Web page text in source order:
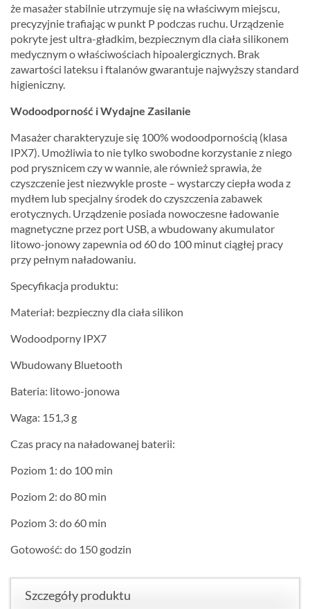
że masażer stabilnie utrzymuje się na właściwym miejscu,
precyzyjnie trafiając w punkt P podczas ruchu. Urządzenie
pokryte jest ultra-gładkim, bezpiecznym dla ciała silikonem
medycznym o właściwościach hipoalergicznych. Brak
zawartości lateksu i ftalanów gwarantuje najwyższy standard
higieniczny.
Wodoodporność i Wydajne Zasilanie
Masażer charakteryzuje się 100% wodoodpornością (klasa
IPX7). Umożliwia to nie tylko swobodne korzystanie z niego
pod prysznicem czy w wannie, ale również sprawia, że
czyszczenie jest niezwykle proste – wystarczy ciepła woda z
mydłem lub specjalny środek do czyszczenia zabawek
erotycznych. Urządzenie posiada nowoczesne ładowanie
magnetyczne przez port USB, a wbudowany akumulator
litowo-jonowy zapewnia od 60 do 100 minut ciągłej pracy
przy pełnym naładowaniu.
Specyfikacja produktu:
Materiał: bezpieczny dla ciała silikon
Wodoodporny IPX7
Wbudowany Bluetooth
Bateria: litowo-jonowa
Waga: 151,3 g
Czas pracy na naładowanej baterii:
Poziom 1: do 100 min
Poziom 2: do 80 min
Poziom 3: do 60 min
Gotowość: do 150 godzin
Szczegóły produktu